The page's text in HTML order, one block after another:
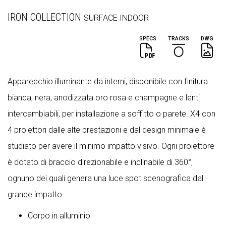
IRON COLLECTION SURFACE INDOOR
SPECS TRACKS DWG
Apparecchio illuminante da interni, disponibile con finitura
bianca, nera, anodizzata oro rosa e champagne e lenti
intercambiabili, per installazione a soffitto o parete. X4 con
4 proiettori dalle alte prestazioni e dal design minimale è
studiato per avere il minimo impatto visivo. Ogni proiettore
è dotato di braccio direzionabile e inclinabile di 360°,
ognuno dei quali genera una luce spot scenografica dal
grande impatto.
Corpo in alluminio